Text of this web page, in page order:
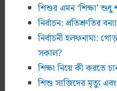
শিশুর এমন ‘শিক্ষা’ শুধু
নির্বাচন: প্রতিশ্রুতির
নির্বাচনী হলফনামা:
সকাল?
শিক্ষা নিয়ে কী করতে
শিশু সাজিদের মৃত্যু এবং